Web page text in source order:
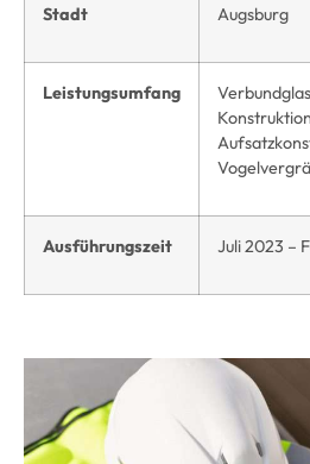
Stadt Augsburg
Leistungsumfang
Ausführungszeit Juli 2023 –